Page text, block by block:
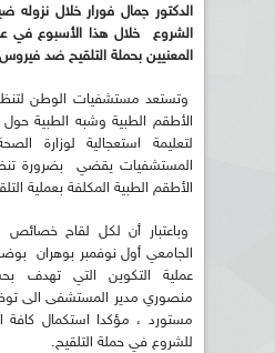
الدكتور جمال فورار خلال نزوله
الشروع خلال هذا الأسبوع في
المعنيين بحملة التلقيح ضد فيروس
وتستعد مستشفيات الوطن
الأطقم الطبية وشبه الطبية حول
لتعليمة استعجالية لوزارة
المستشفيات يقضي بضرورة
الأطقم الطبية المكلفة بعملية
وباعتبار أن لكل لقاح
الجامعي أول نوفمبر بوهران
عملية التكوين التي تهدف
منصوري مدير المستشفى الى
مستورد ، مؤكدا استكمال كافة
للشروع في حملة التلقيح.